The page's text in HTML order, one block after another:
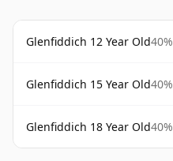
Glenfiddich 12 Year Old40%
Glenfiddich 15 Year Old40%
Glenfiddich 18 Year Old40%